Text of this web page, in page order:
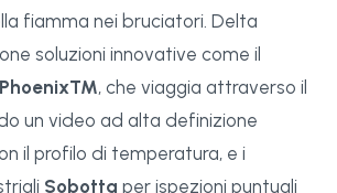
fiamma nei bruciatori. Delta
soluzioni innovative come il
PhoenixTM, che viaggia attraverso il
un video ad alta definizione
il profilo di temperatura, e i
Sobotta per ispezioni puntuali